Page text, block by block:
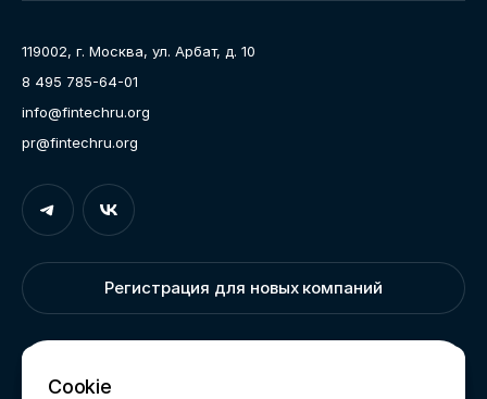
Карьера
Контакты
Документы
119002, г. Москва, ул. Арбат, д. 10
8 495 785-64-01
info@fintechru.org
pr@fintechru.org
Регистрация для новых компаний
Cookie
Вход
Укажите вашу корпоративную почту. На неё мы вышлем
ссылку для входа